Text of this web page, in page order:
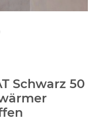
Schwarz 50